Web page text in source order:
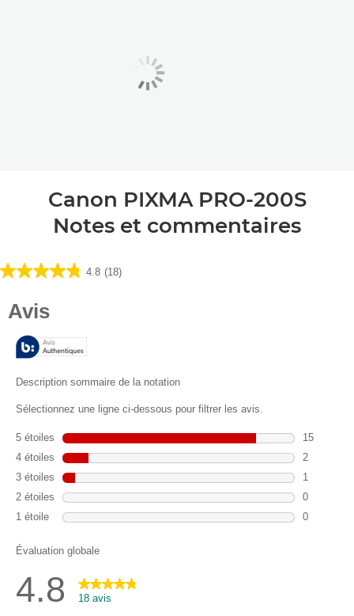
Canon PIXMA PRO-200S
Notes et commentaires
4.8 (18)
4.8
avis